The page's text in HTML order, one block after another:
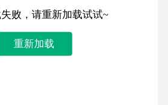
败，请重新加载试试~
重新加载